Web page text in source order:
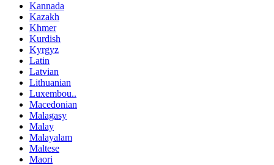
Kannada
Kazakh
Khmer
Kurdish
Kyrgyz
Latin
Latvian
Lithuanian
Luxembou..
Macedonian
Malagasy
Malay
Malayalam
Maltese
Maori